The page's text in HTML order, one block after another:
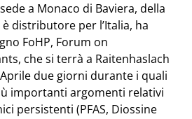
a Monaco di Baviera, della
è distributore per l’Italia, ha
FoHP, Forum on
che si terrà a Raitenhaslach
due giorni durante i quali
importanti argomenti relativi
persistenti (PFAS, Diossine